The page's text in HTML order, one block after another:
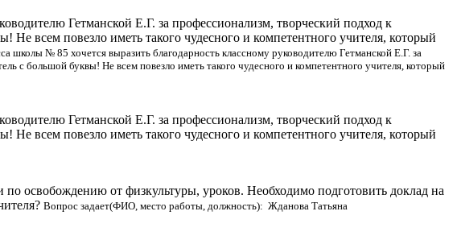
Гетманской Е.Г. за профессионализм, творческий подход к
всем повезло иметь такого чудесного и компетентного учителя, который
№ 85 хочется выразить благодарность классному руководителю Гетманской Е.Г. за
с большой буквы! Не всем повезло иметь такого чудесного и компетентного учителя, который
Гетманской Е.Г. за профессионализм, творческий подход к
всем повезло иметь такого чудесного и компетентного учителя, который
освобождению от физкультуры, уроков. Необходимо подготовить доклад на
Вопрос задает(ФИО, место работы, должность): Жданова Татьяна